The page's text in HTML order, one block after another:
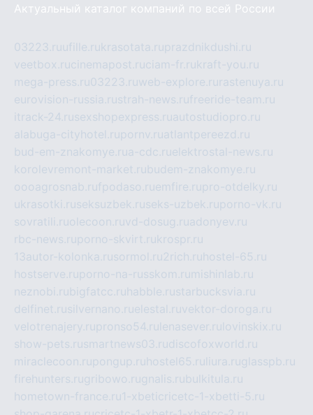
Актуальный каталог компаний по всей России
03223.ruufille.rukrasotata.ruprazdnikdushi.ru
veetbox.rucinemapost.ruciam-fr.rukraft-you.ru
mega-press.ru03223.ruweb-explore.ru rastenuya.ru
eurovision-russia.rustrah-news.rufreeride-team.ru
itrack-24.rusexshopexpress.ruautostudiopro.ru
alabuga-cityhotel.rupornv.ruatlantpereezd.ru
bud-em-znakomye.rua-cdc.ruelektrostal-news.ru
korolevremont-market.rubudem-znakomye.ru
oooagrosnab.rufpodaso.ruemfire.rupro-otdelky.ru
ukrasotki.ruseksuzbek.ruseks-uzbek.ruporno-vk.ru
sovratili.ruolecoon.ruvd-dosug.ruadonyev.ru
rbc-news.ruporno-skvirt.rukrospr.ru
13autor-kolonka.rusormol.ru2rich.ru hostel-65.ru
hostserve.ruporno-na-russkom.ru mishinlab.ru
neznobi.rubigfatcc.ru habble.rustarbucksvia.ru
delfinet.rusilvernano.ruelestal.ruvektor-doroga.ru
velotrenajery.rupronso54.ru lenasever.ru lovinskix.ru
show-pets.rusmartnews03.rudiscofoxworld.ru
miraclecoon.rupongup.ru hostel65.ru liura.ruglasspb.ru
firehunters.rugribowo.rugnalis.rubulkitula.ru
hometown-france.ru1-xbeticricetc-1-xbetti-5.ru